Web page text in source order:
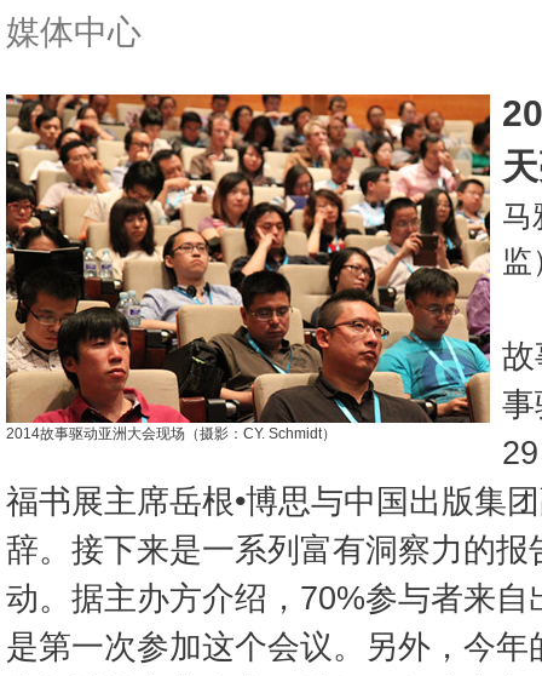
媒体中心
2014故事驱动亚洲大会现场（摄影：CY. Schmidt）
马
监
故
事
福书展主席岳根•博思与中国出版集
辞。接下来是一系列富有洞察力的
动。据主办方介绍，70%参与者来
是第一次参加这个会议。另外，今